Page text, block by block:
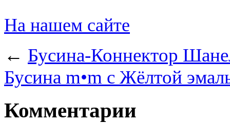
На нашем сайте
← Бусина-Коннектор
Бусина m•m с Жёлтой
Комментарии